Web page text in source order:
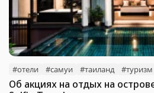
#отели #самуи #таиланд #туризм
Об акциях на отдых на